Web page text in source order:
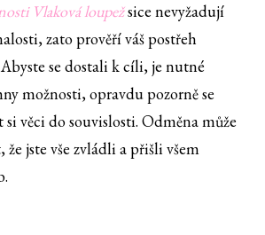
Vlaková loupežsice nevyžadují
zato prověří váš postřeh
se dostali k cíli, je nutné
možnosti, opravdu pozorně se
věci do souvislosti. Odměna může
jste vše zvládli a přišli všem